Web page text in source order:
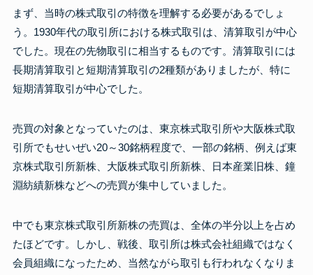
まず、当時の株式取引の特徴を理解する必要があるでしょ
う。1930年代の取引所における株式取引は、清算取引が中心
でした。現在の先物取引に相当するものです。清算取引には
長期清算取引と短期清算取引の2種類がありましたが、特に
短期清算取引が中心でした。
売買の対象となっていたのは、東京株式取引所や大阪株式取
引所でもせいぜい20～30銘柄程度で、一部の銘柄、例えば東
京株式取引所新株、大阪株式取引所新株、日本産業旧株、鐘
淵紡績新株などへの売買が集中していました。
中でも東京株式取引所新株の売買は、全体の半分以上を占め
たほどです。しかし、戦後、取引所は株式会社組織ではなく
会員組織になったため、当然ながら取引も行われなくなりま